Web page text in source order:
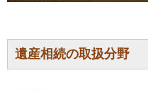
遺産相続の取扱分野